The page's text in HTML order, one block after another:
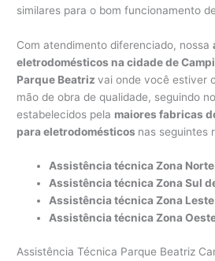
similares para o bom funcionamento
Com atendimento diferenciado, nossa
eletrodomésticos na cidade de
Parque Beatrizvai onde você estiver
mão de obra de qualidade, seguindo
estabelecidos pela maiores fabricas
para eletrodomésticos nas seguintes
Assistência técnica Zona
Assistência técnica Zona Sul
Assistência técnica Zona
Assistência técnica Zona
Assistência Técnica Parque Beatriz